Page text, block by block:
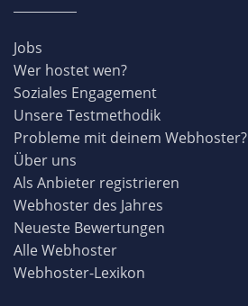
Jobs
Wer hostet wen?
Soziales Engagement
Unsere Testmethodik
Probleme mit deinem Webhoster?
Über uns
Als Anbieter registrieren
Webhoster des Jahres
Neueste Bewertungen
Alle Webhoster
Webhoster-Lexikon